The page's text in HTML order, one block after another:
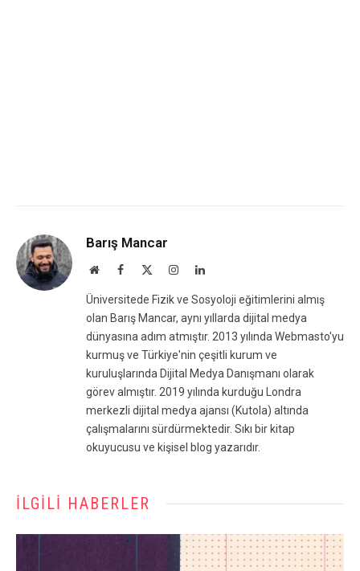
Barış Mancar
WebsiteFacebook InstagramLinkedIn
Üniversitede Fizik ve Sosyoloji eğitimlerini almış
olan Barış Mancar, aynı yıllarda dijital medya
dünyasına adım atmıştır. 2013 yılında Webmasto'yu
kurmuş ve Türkiye'nin çeşitli kurum ve
kuruluşlarında Dijital Medya Danışmanı olarak
görev almıştır. 2019 yılında kurduğu Londra
merkezli dijital medya ajansı (Kutola) altında
çalışmalarını sürdürmektedir. Sıkı bir kitap
okuyucusu ve kişisel blog yazarıdır.
İLGILI HABERLER